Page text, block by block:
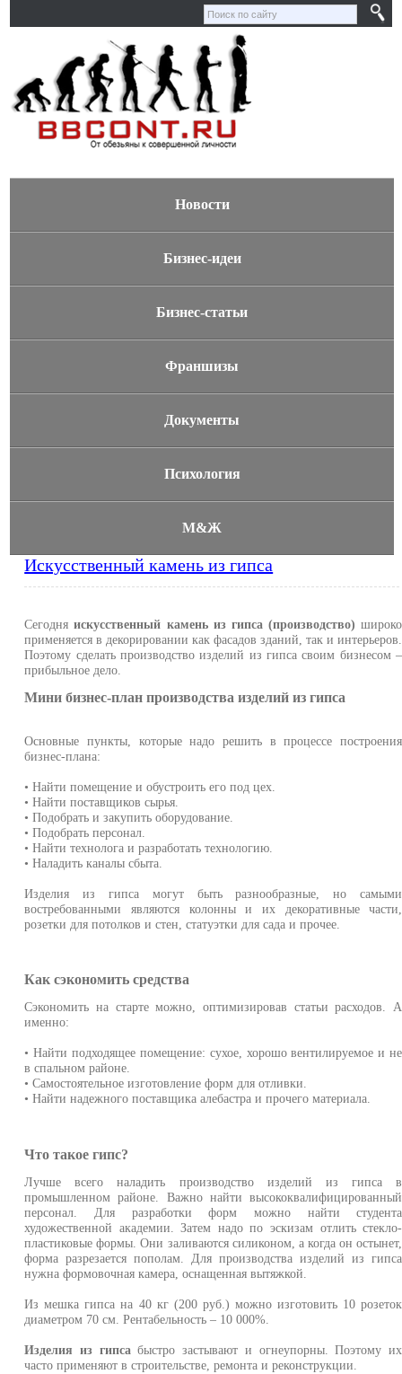
Новости
Бизнес-идеи
Бизнес-статьи
Франшизы
Документы
Психология
М&Ж
Искусственный камень из гипса
Сегодняискусственный камень из гипса (производство) широко
применяется в декорировании как фасадов зданий, так и интерьеров.
Поэтому сделать производство изделий из гипса своим бизнесом –
прибыльное дело.
Мини бизнес-план производства изделий из гипса
Основные пункты, которые надо решить в процессе построения
бизнес-плана:
• Найти помещение и обустроить его под цех.
• Найти поставщиков сырья.
• Подобрать и закупить оборудование.
• Подобрать персонал.
• Найти технолога и разработать технологию.
• Наладить каналы сбыта.
Изделия из гипса могут быть разнообразные, но самыми
востребованными являются колонны и их декоративные части,
розетки для потолков и стен, статуэтки для сада и прочее.
Как сэкономить средства
Сэкономить на старте можно, оптимизировав статьи расходов. А
именно:
• Найти подходящее помещение: сухое, хорошо вентилируемое и не
в спальном районе.
• Самостоятельное изготовление форм для отливки.
• Найти надежного поставщика алебастра и прочего материала.
Что такое гипс?
Лучше всего наладить производство изделий из гипса в
промышленном районе. Важно найти высококвалифицированный
персонал. Для разработки форм можно найти студента
художественной академии. Затем надо по эскизам отлить стекло-
пластиковые формы. Они заливаются силиконом, а когда он остынет,
форма разрезается пополам. Для производства изделий из гипса
нужна формовочная камера, оснащенная вытяжкой.
Из мешка гипса на 40 кг (200 руб.) можно изготовить 10 розеток
диаметром 70 см. Рентабельность – 10 000%.
Изделия из гипса быстро застывают и огнеупорны. Поэтому их
часто применяют в строительстве, ремонта и реконструкции.